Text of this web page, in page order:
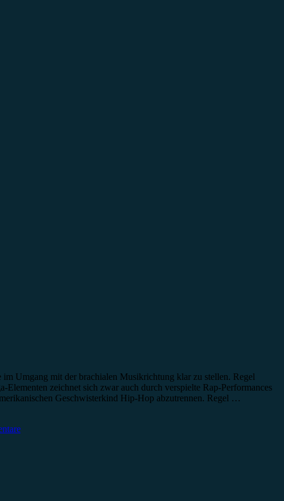
Umgang mit der brachialen Musikrichtung klar zu stellen. Regel
zeichnet sich zwar auch durch verspielte Rap-Performances
Geschwisterkind Hip-Hop abzutrennen. Regel …